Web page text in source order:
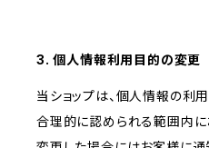
3. 個人情報利用目的の変更
当ショップは、個人情報の利
合理的に認められる範囲内に